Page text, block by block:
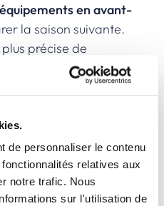
de personnaliser le contenu
relatives aux
notre trafic. Nous
sur l'utilisation de
en avant-
la saison suivante.
précise de
à consulter lavidéo
2025
de l’équipe
pour discuter avec
les nouveautés,
ski sur le domaine